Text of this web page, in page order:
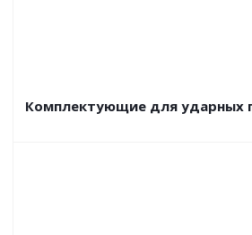
Комплектующие для ударных